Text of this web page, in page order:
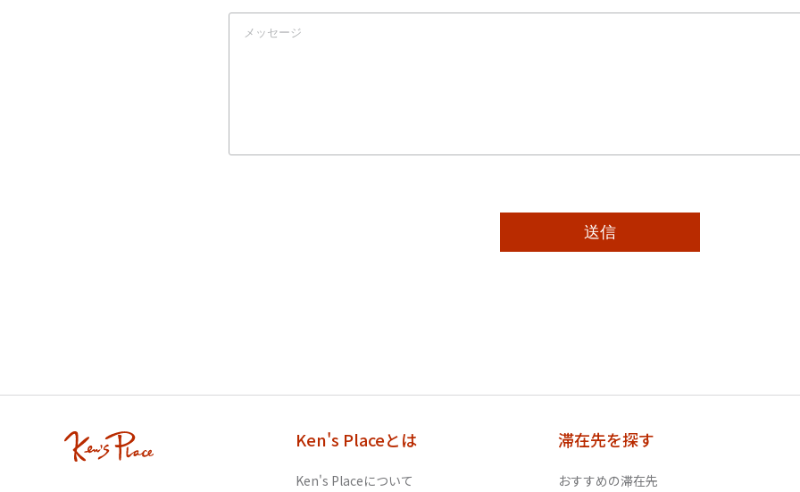
Ken's Placeとは
Ken's Placeについて
滞在先を探す
おすすめの滞在先